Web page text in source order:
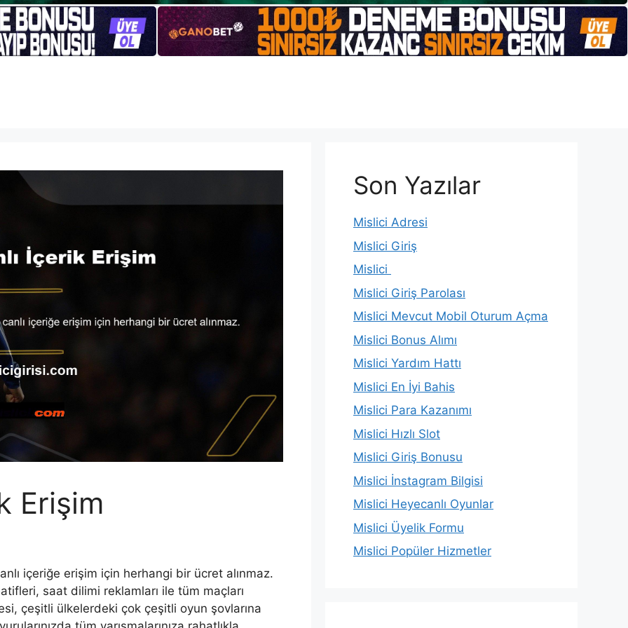
Erişim
içeriğe erişim için herhangi bir ücret alınmaz.
saat dilimi reklamları ile tüm maçları
çeşitli ülkelerdeki çok çeşitli oyun şovlarına
Son Yazılar
Mislici Adresi
Mislici Giriş
Mislici
Mislici Giriş Parolası
Mislici Mevcut Mobil Oturum Açma
Mislici Bonus Alımı
Mislici Yardım Hattı
Mislici En İyi Bahis
Mislici Para Kazanımı
Mislici Hızlı Slot
Mislici Giriş Bonusu
Mislici İnstagram Bilgisi
Mislici Heyecanlı Oyunlar
Mislici Üyelik Formu
Mislici Popüler Hizmetler